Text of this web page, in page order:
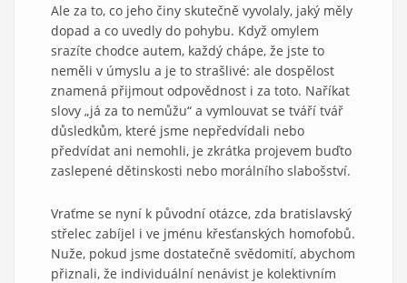
Ale za to, co jeho činy skutečně vyvolaly, jaký měly
dopad a co uvedly do pohybu. Když omylem
srazíte chodce autem, každý chápe, že jste to
neměli v úmyslu a je to strašlivé: ale dospělost
znamená přijmout odpovědnost i za toto. Naříkat
slovy „já za to nemůžu“ a vymlouvat se tváří tvář
důsledkům, které jsme nepředvídali nebo
předvídat ani nemohli, je zkrátka projevem buďto
zaslepené dětinskosti nebo morálního slabošství.
Vraťme se nyní k původní otázce, zda bratislavský
střelec zabíjel i ve jménu křesťanských homofobů.
Nuže, pokud jsme dostatečně svědomití, abychom
přiznali, že individuální nenávist je kolektivním